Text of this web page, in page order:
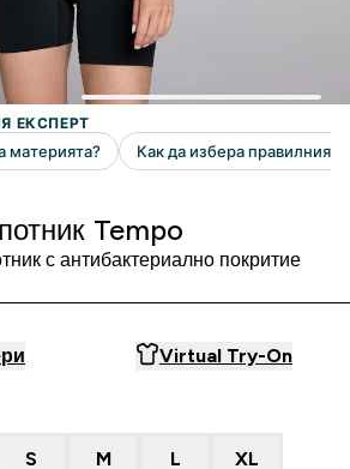
Tempo
с антибактериално покритие
Virtual Try-On
S M L XL